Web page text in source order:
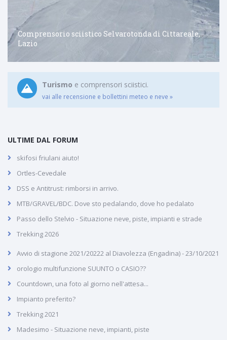
Comprensorio sciistico Selvarotonda di Cittareale,
Lazio
Turismo e comprensori sciistici.
vai alle recensione e bollettini meteo e neve »
ULTIME DAL FORUM
skifosi friulani aiuto!
Ortles-Cevedale
DSS e Antitrust: rimborsi in arrivo.
MTB/GRAVEL/BDC. Dove sto pedalando, dove ho pedalato
Passo dello Stelvio - Situazione neve, piste, impianti e strade
Trekking 2026
Avvio di stagione 2021/20222 al Diavolezza (Engadina) - 23/10/2021
orologio multifunzione SUUNTO o CASIO??
Countdown, una foto al giorno nell'attesa...
Impianto preferito?
Trekking 2021
Madesimo - Situazione neve, impianti, piste